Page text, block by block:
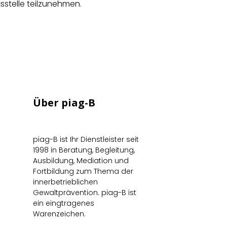
teilzunehmen.
Über piag-B
piag-B ist Ihr Dienstleister seit
1998 in Beratung, Begleitung,
Ausbildung, Mediation und
Fortbildung zum Thema der
innerbetrieblichen
Gewaltprävention. piag-B ist
ein eingtragenes
Warenzeichen.